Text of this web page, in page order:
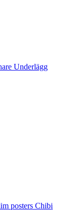
Underlägg
posters Chibi